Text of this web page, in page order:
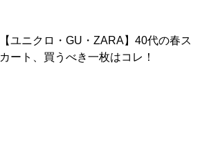
【ユニクロ・GU・ZARA】40代の春ス
カート、買うべき一枚はコレ！